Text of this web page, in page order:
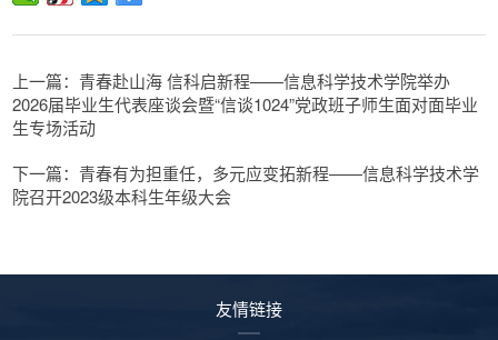
上一篇：青春赴山海 信科启新程——信息科学技术学院举办
2026届毕业生代表座谈会暨“信谈1024”党政班子师生面对面毕业
生专场活动
下一篇：青春有为担重任，多元应变拓新程——信息科学技术学
院召开2023级本科生年级大会
友情链接